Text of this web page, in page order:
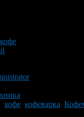
кофе кофеварка